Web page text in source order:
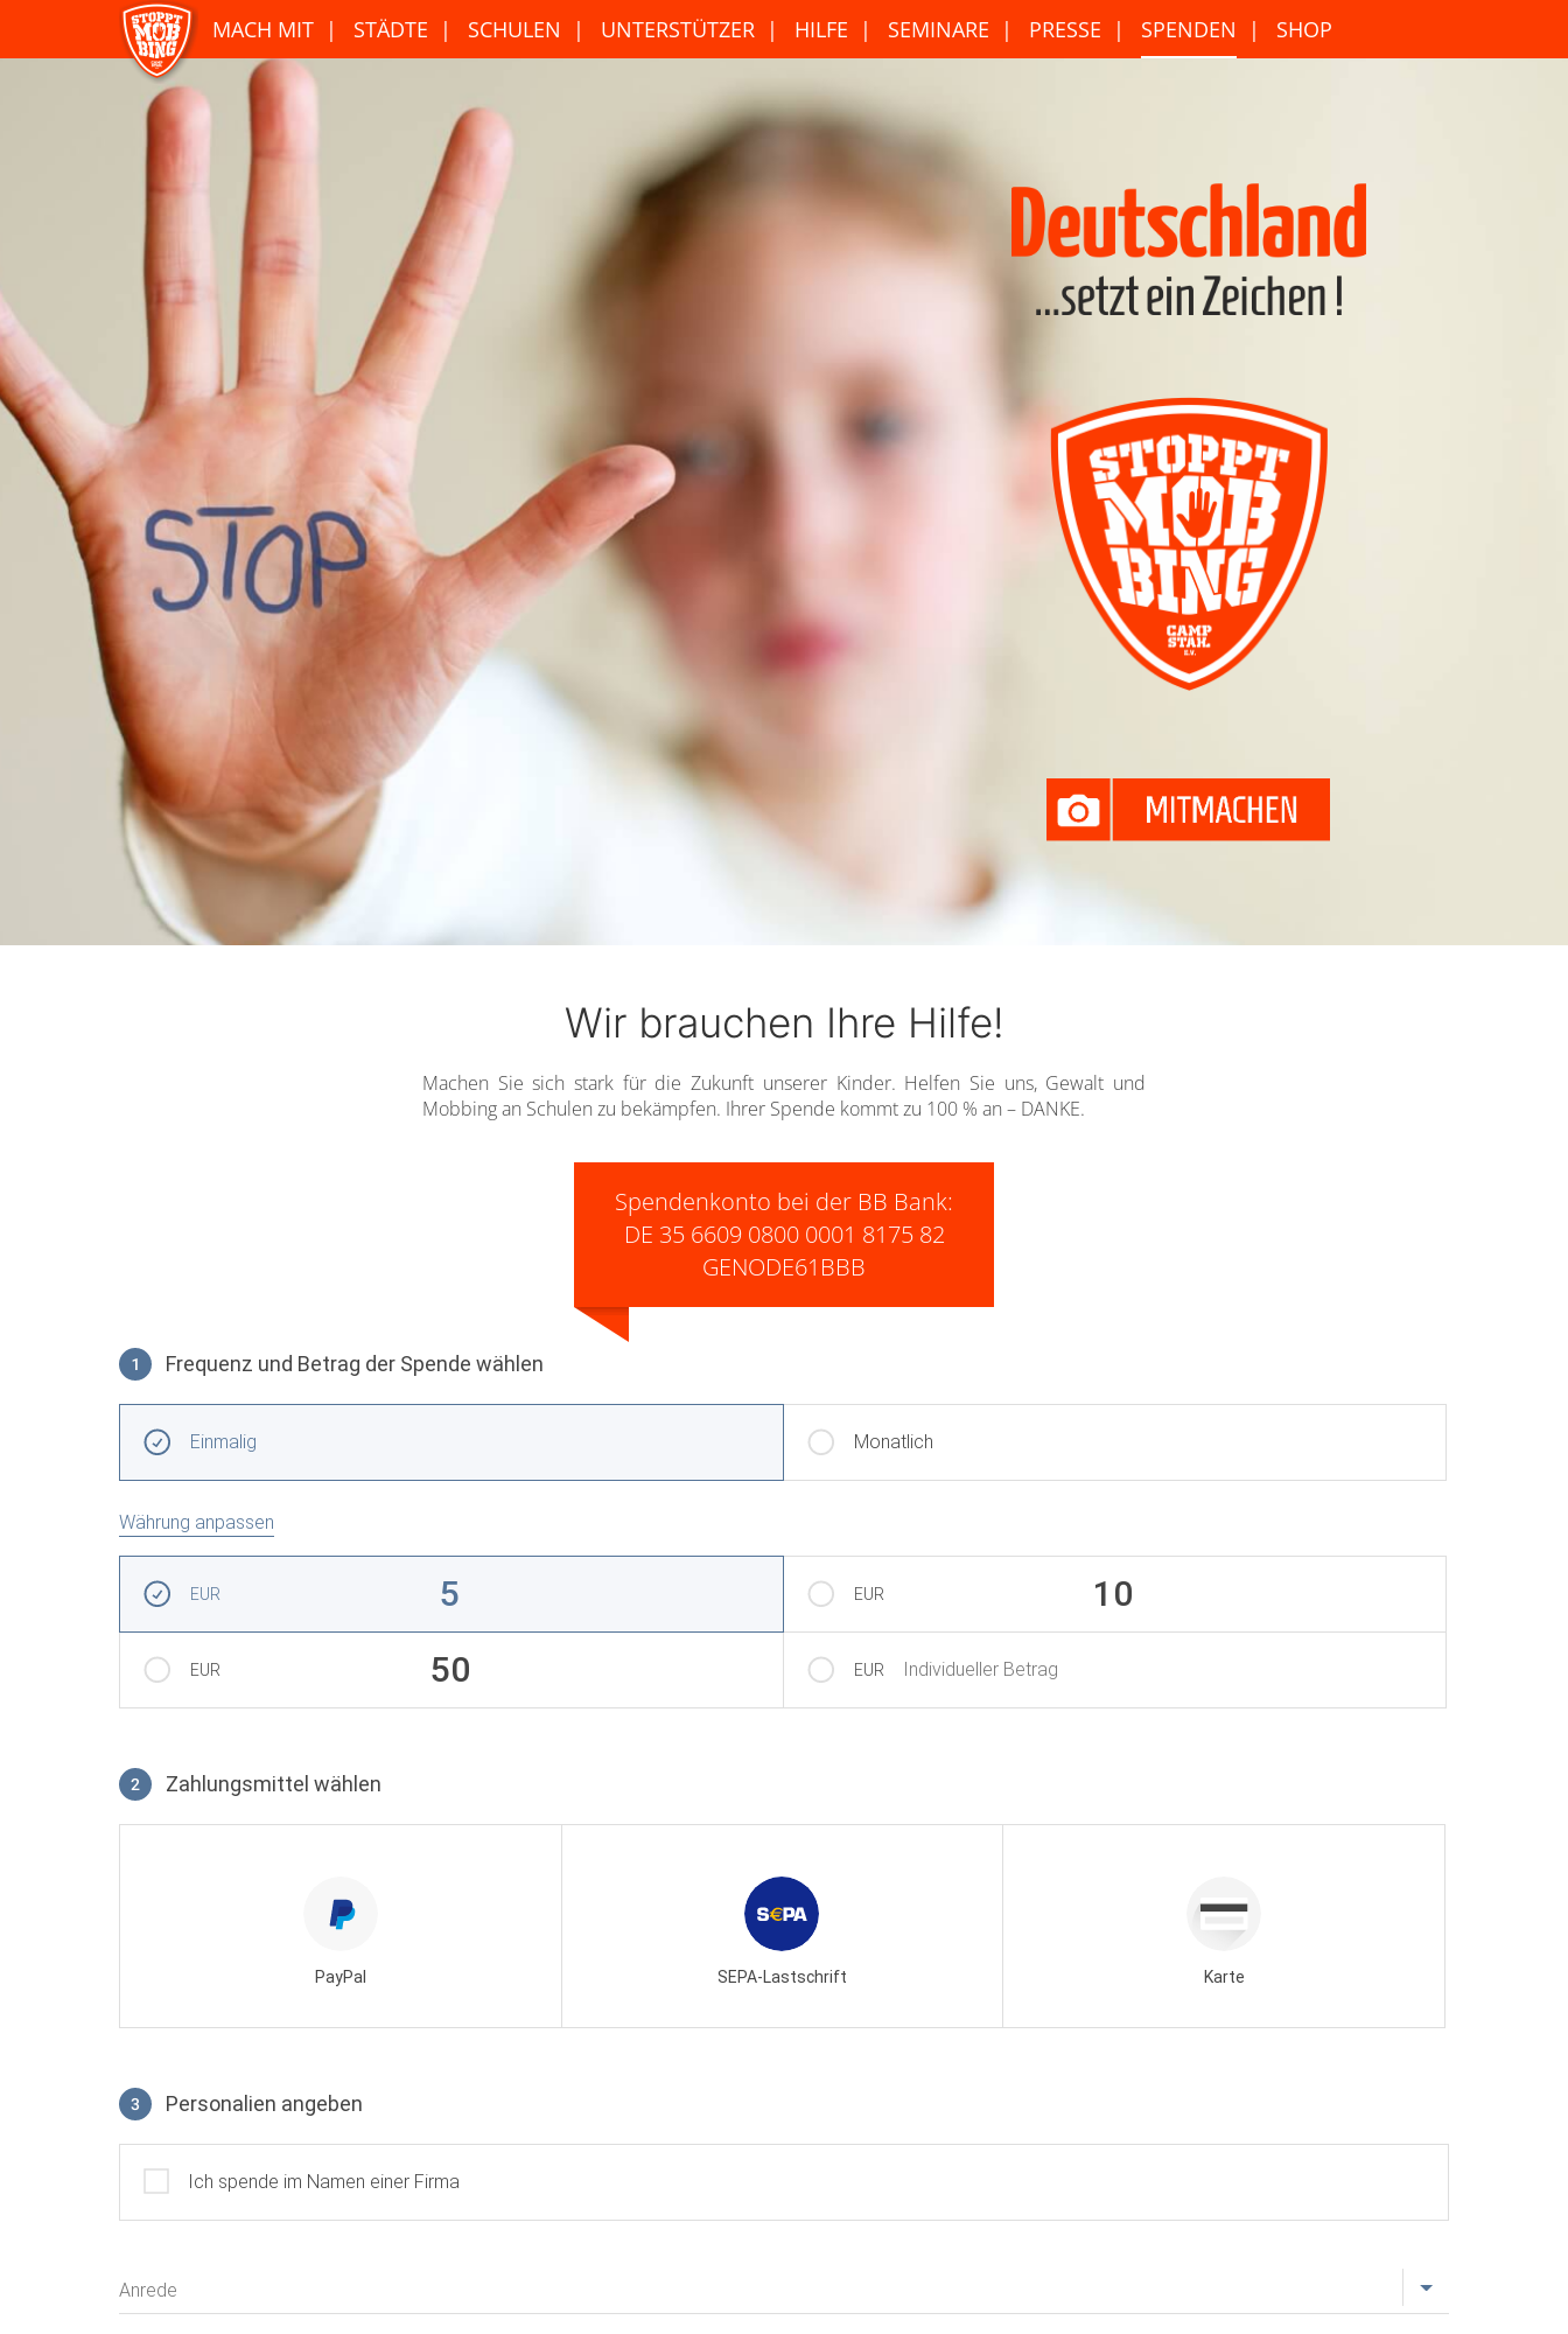
MACH MIT STÄDTE SCHULEN UNTERSTÜTZER HILFE SEMINARE PRESSE SPENDEN SHOP
Wir brauchen Ihre Hilfe!
Machen Sie sich stark für die Zukunft unserer Kinder. Helfen Sie uns, Gewalt und
Mobbing an Schulen zu bekämpfen. Ihrer Spende kommt zu 100 % an – DANKE.
Spendenkonto bei der BB Bank:
DE 35 6609 0800 0001 8175 82
GENODE61BBB
1 Frequenz und Betrag der Spende wählen
Einmalig
Monatlich
Währung anpassen
EUR 5 EUR 10
EUR 50 EUR Individueller Betrag
2 Zahlungsmittel wählen
PayPal SEPA-Lastschrift Karte
3 Personalien angeben
Ich spende im Namen einer Firma
Anrede